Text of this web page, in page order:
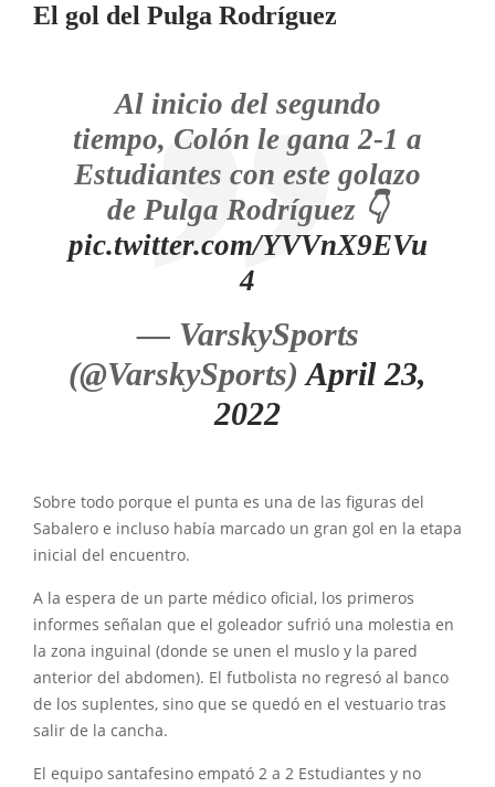
El gol del Pulga Rodríguez
Al inicio del segundo
tiempo, Colón le gana 2-1 a
Estudiantes con este golazo
de Pulga Rodríguez 👇
pic.twitter.com/YVVnX9EVu
4
— VarskySports
(@VarskySports)April 23,
2022
Sobre todo porque el punta es una de las figuras del
Sabalero e incluso había marcado un gran gol en la etapa
inicial del encuentro.
A la espera de un parte médico oficial, los primeros
informes señalan que el goleador sufrió una molestia en
la zona inguinal (donde se unen el muslo y la pared
anterior del abdomen). El futbolista no regresó al banco
de los suplentes, sino que se quedó en el vestuario tras
salir de la cancha.
El equipo santafesino empató 2 a 2 Estudiantes y no